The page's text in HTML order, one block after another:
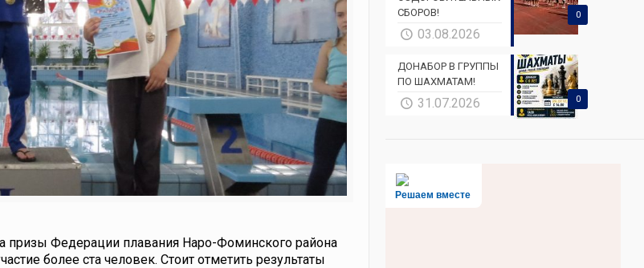
призы Федерации плавания Наро-Фоминского района
более ста человек. Стоит отметить результаты
0
СБОРОВ!
03.08.2026
0
ДОНАБОР В ГРУППЫ
ПО ШАХМАТАМ!
31.07.2026
Решаем вместе